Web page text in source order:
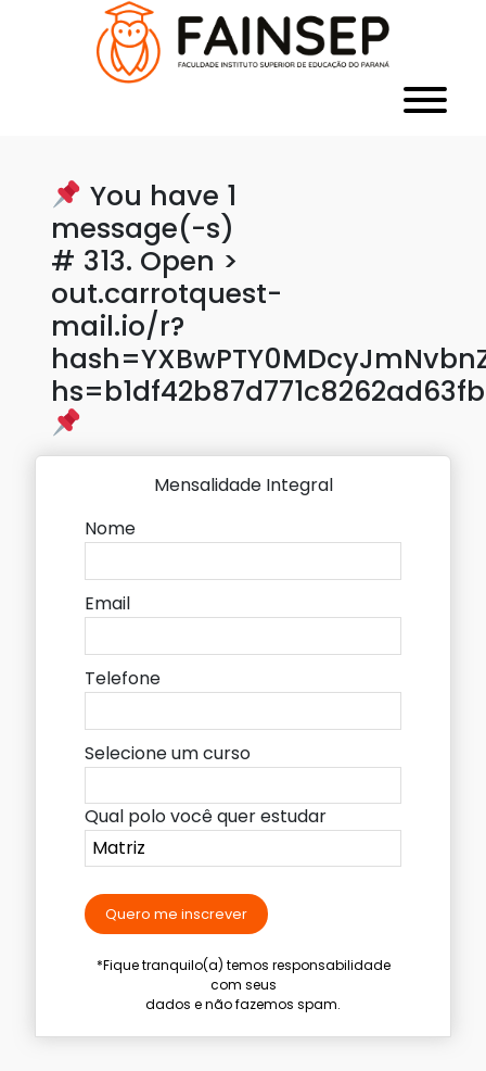
You have 1
message(-s)
# 313. Open >
out.carrotquest-
mail.io/r?
Mensalidade Integral
Nome
Email
Telefone
Selecione um curso
Qual polo você quer estudar
Quero me inscrever
*Fique tranquilo(a) temos responsabilidade
com seus
dados e não fazemos spam.